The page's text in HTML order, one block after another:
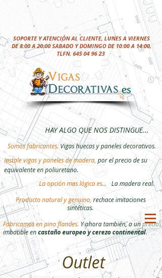
SOPORTE Y ATENCIÓN AL CLIENTE, LUNES A VIERNES
DE 8:00 A 20:00 SABADO Y DOMINGO DE 10:00 A 14:00,
TLFN. 645 04 96 23
HAY ALGO QUE NOS DISTINGUE...
Somos fabricantes. Vigas huecas y paneles decorativos.
La opción mas lógica es...
La madera real.
Producto natural y genuino, rechace imitaciones
sintéticas.
Instale vigas y paneles de madera, por el precio de su
equivalente en poliuretano.
Fabricamos en pino flandes. Y ahora también, a un precio
imbatible encastaño europeo y cerezo continental.
Outlet